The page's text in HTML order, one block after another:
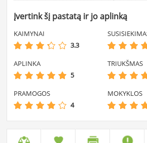
Įvertink šį pastatą ir jo aplinką
KAIMYNAI
3.3
APLINKA
5
TRIUKŠMAS
PRAMOGOS
4
MOKYKLOS